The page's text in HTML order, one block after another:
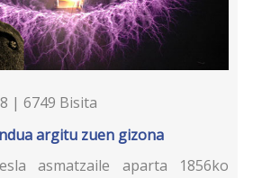
| 6749 Bisita
argitu zuen gizona
asmatzaile aparta 1856ko